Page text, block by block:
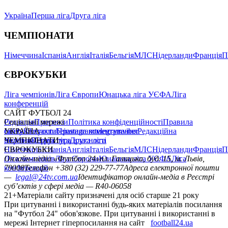
УкраїнаПерша лігаДруга ліга
ЧЕМПІОНАТИ
НімеччинаІспаніяАнгліяІталіяБельгіяМЛСНідерландиФранція
ЄВРОКУБКИ
Ліга чемпіонівЛіга ЄвропиЮнацька ліга УЄФАЛіга
конференцій
САЙТ ФУТБОЛ 24
РедакціяПрогнозиПолітика конфіденційностіПравила
сайтуКонтактиПравила коментуванняРедакційна
політикаСтруктура власності
Соціальні мережі
facebookxyoutubeinstagramtelegramviber
УКРАЇНА
УкраїнаПерша лігаДруга ліга
ЧЕМПІОНАТИ
НімеччинаІспаніяАнгліяІталіяБельгіяМЛСНідерландиФранція
ЄВРОКУБКИ
Ліга чемпіонівЛіга ЄвропиЮнацька ліга УЄФАЛіга
конференцій
Онлайн-медіа «Футбол 24»пл. Галицька, буд. 15, м. Львів,
79008Телефон +380 (32) 229-77-77Адреса електронної пошти
— legal@24tv.com.uaІдентифікатор онлайн-медіа в Реєстрі
суб’єктів у сфері медіа — R40-06058
21+Матеріали сайту призначені для осіб старше 21 року
При цитуванні і використанні будь-яких матеріалів посилання
на "Футбол 24" обов'язкове. При цитуванні і використанні в
мережі Інтернет гіперпосилання на сайт
football24.ua